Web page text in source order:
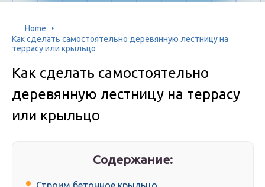
Home
Как сделать самостоятельно деревянную лестницу на
террасу или крыльцо
Как сделать самостоятельно
деревянную лестницу на террасу
или крыльцо
Содержание: